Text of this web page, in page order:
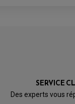
SERVICE
Des experts vous